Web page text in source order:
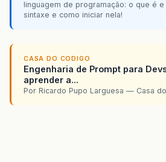
linguagem de programação: o que é
sintaxe e como iniciar nela!
CASA DO CODIGO
Engenharia de Prompt para
aprender a...
Por Ricardo Pupo Larguesa — Casa